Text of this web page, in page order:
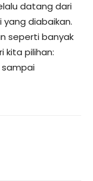
datang dari
diabaikan.
seperti banyak
kita pilihan: